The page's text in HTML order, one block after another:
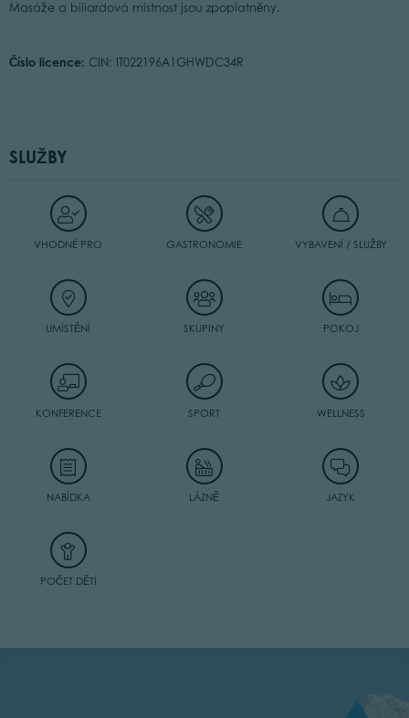
Masáže a biliardová místnost jsou zpoplatněny.
Číslo licence: CIN: IT022196A1GHWDC34R
SLUŽBY
VHODNÉ PRO GASTRONOMIE VYBAVENÍ / SLUŽBY
UMÍSTĚNÍ SKUPINY POKOJ
KONFERENCE SPORT WELLNESS
NABÍDKA LÁZNĚ JAZYK
POČET DĚTÍ